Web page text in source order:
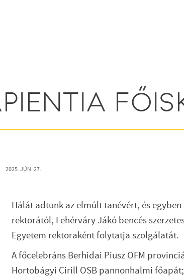
2025. JÚN. 27.
Hálát adtunk az elmúlt tanévért, és
rektorától, Fehérváry Jákó bencés
Egyetem rektoraként folytatja szolgálatát.
A főcelebráns Berhidai Piusz OFM
Hortobágyi Cirill OSB pannonhalmi